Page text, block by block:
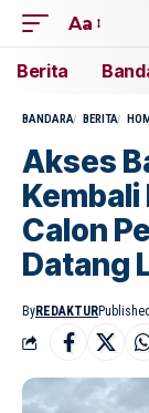
Aa
Berita
BANDARA BERITA
Akses
Kembali
Calon
Datang
ByREDAKTUR